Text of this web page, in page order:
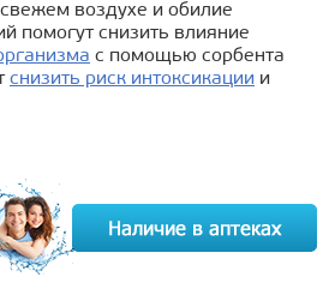
воздухе и обилие
помогут снизить влияние
с помощью сорбента
снизить риск интоксикации и